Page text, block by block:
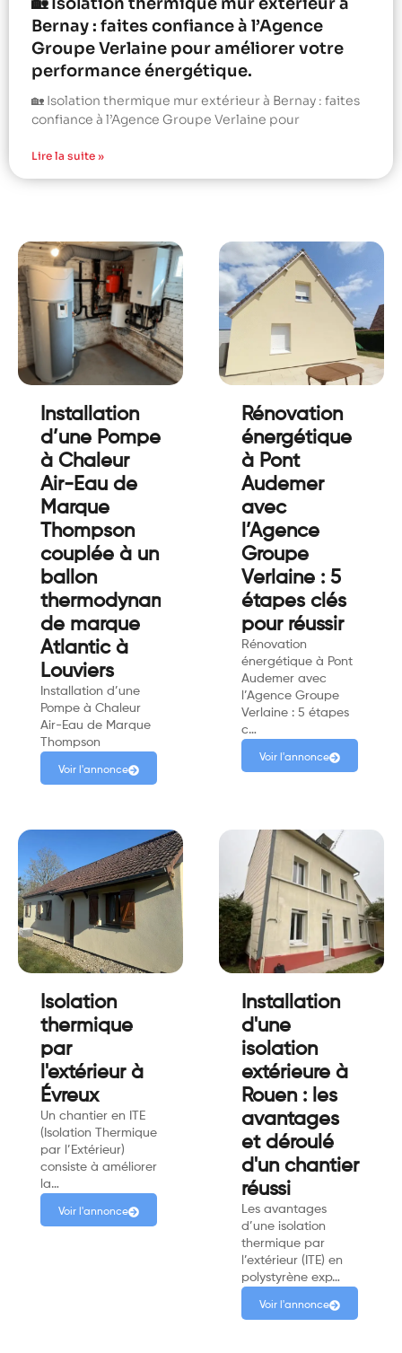
Bernay : faites confiance à l’Agence
Groupe Verlaine pour améliorer votre
performance énergétique.
🏡 Isolation thermique mur extérieur à Bernay : faites
confiance à l’Agence Groupe Verlaine pour
Lire la suite »
Installation
d’une Pompe
à Chaleur
Air-Eau de
Marque
Thompson
couplée à un
ballon
thermodynamique
de marque
Atlantic à
Louviers
Installation d’une
Pompe à Chaleur
Air-Eau de Marque
Thompson
Voir l'annonce
Rénovation
énergétique
à Pont
Audemer
avec
l’Agence
Groupe
Verlaine : 5
étapes clés
pour réussir
Rénovation
énergétique à Pont
Audemer avec
l’Agence Groupe
Verlaine : 5 étapes
c…
Voir l'annonce
Isolation
thermique
par
l'extérieur à
Évreux
Un chantier en ITE
(Isolation Thermique
par l’Extérieur)
consiste à améliorer
la…
Voir l'annonce
Installation
d'une
isolation
extérieure à
Rouen : les
avantages
et déroulé
d'un chantier
réussi
Les avantages
d’une isolation
thermique par
l’extérieur (ITE) en
polystyrène exp…
Voir l'annonce